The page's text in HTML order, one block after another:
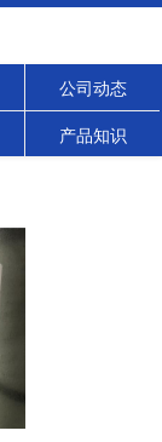
公司动态
产品知识